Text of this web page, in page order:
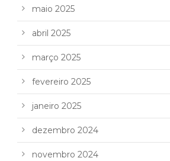
maio 2025
abril 2025
março 2025
fevereiro 2025
janeiro 2025
dezembro 2024
novembro 2024